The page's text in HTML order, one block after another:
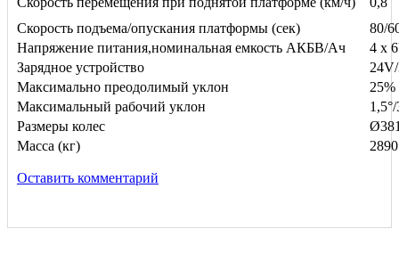
Скорость подъема/опускания платформы (сек)
80/
Напряжение питания,номинальная емкость АКБВ/Ач
4 x
Зарядное устройство
Максимально преодолимый уклон
25%
Максимальный рабочий уклон
1,5°/
Размеры колес
Масса (кг)
2890
Оставить комментарий